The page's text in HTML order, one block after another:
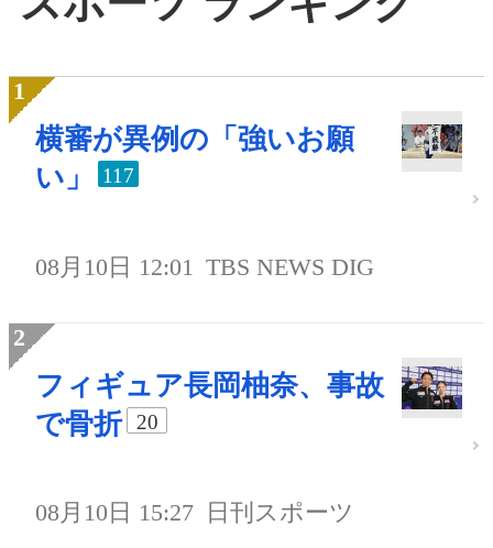
横審が異例の「強いお願
い」
117
08月10日 12:01 TBS NEWS DIG
フィギュア長岡柚奈、事故
で骨折
20
08月10日 15:27 日刊スポーツ